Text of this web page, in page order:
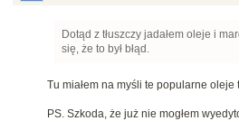
Dotąd z tłuszczy jadałem oleje i
się, że to był błąd.
Tu miałem na myśli te popularne oleje
PS. Szkoda, że już nie mogłem